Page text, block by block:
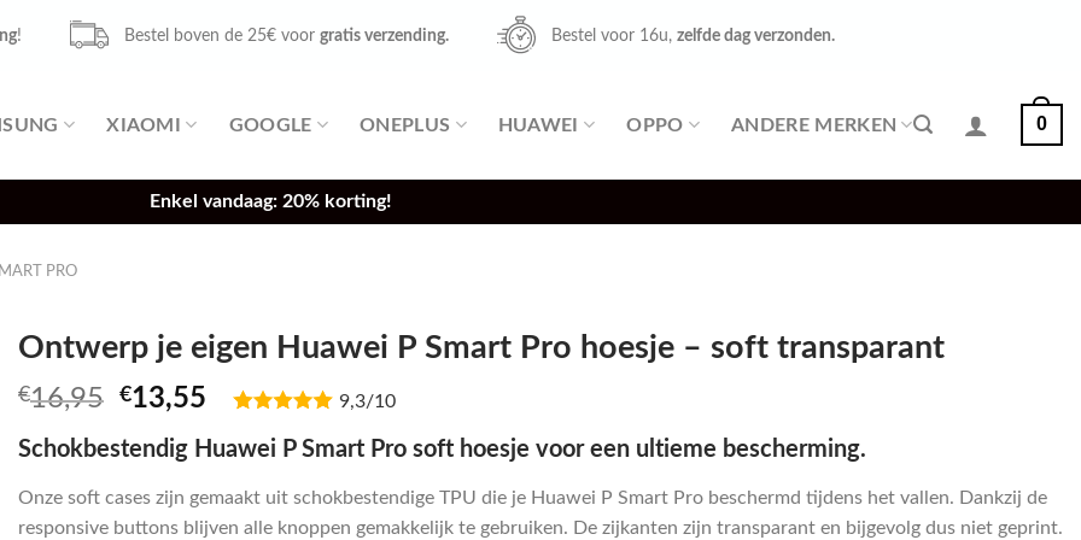
! Bestel boven de 25€ voor gratis verzending. Bestel voor 16u, zelfde dag verzonden.
XIAOMI GOOGLE ONEPLUS HUAWEI OPPO ANDERE MERKEN 0
Enkel vandaag: 20% korting!
PRO
Ontwerp je eigen Huawei P Smart Pro hoesje – soft transparant
€16,95 Oorspronkelijke
was:
€16,95.
€13,55 Huidige
is:
€13,55.
9,3/10
Schokbestendig Huawei P Smart Pro soft hoesje voor een ultieme bescherming.
Onze soft cases zijn gemaakt uit schokbestendige TPU die je Huawei P Smart Pro beschermd tijdens het vallen. Dankzij de
responsive buttons blijven alle knoppen gemakkelijk te gebruiken. De zijkanten zijn transparant en bijgevolg dus niet geprint.